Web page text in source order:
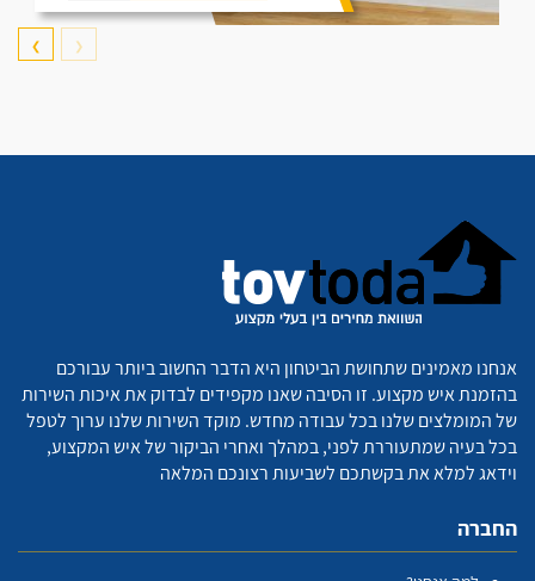
❮
❯
אנחנו מאמינים שתחושת הביטחון היא הדבר החשוב ביותר עבורכם
בהזמנת איש מקצוע. זו הסיבה שאנו מקפידים לבדוק את איכות השירות
של המומלצים שלנו בכל עבודה מחדש. מוקד השירות שלנו ערוך לטפל
בכל בעיה שמתעוררת לפני, במהלך ואחרי הביקור של איש המקצוע,
וידאג למלא את בקשתכם לשביעות רצונכם המלאה
החברה